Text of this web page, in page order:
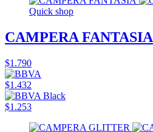
Quick shop
CAMPERA FANTASIA
$1.790
$1.432
$1.253